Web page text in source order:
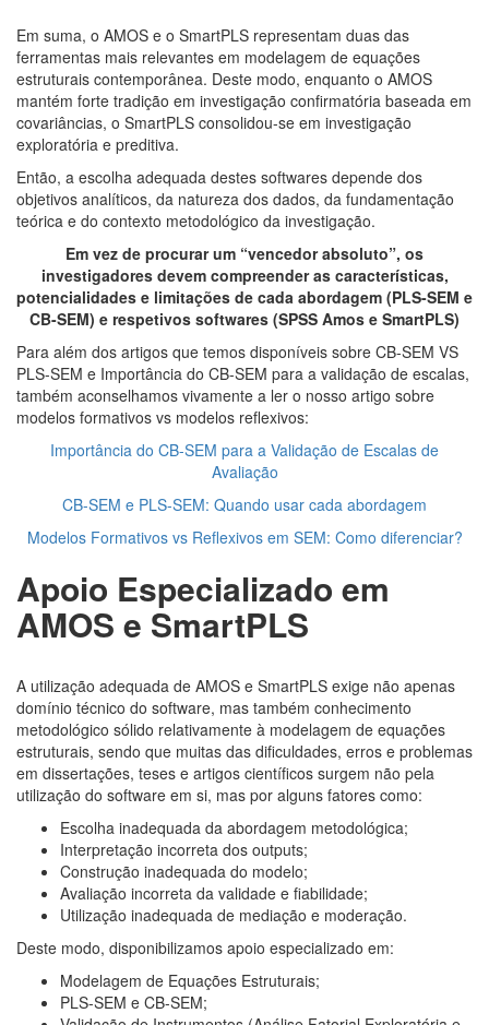
Em suma, o AMOS e o SmartPLS representam duas das
ferramentas mais relevantes em modelagem de equações
estruturais contemporânea. Deste modo, enquanto o AMOS
mantém forte tradição em investigação confirmatória baseada em
covariâncias, o SmartPLS consolidou-se em investigação
exploratória e preditiva.
Então, a escolha adequada destes softwares depende dos
objetivos analíticos, da natureza dos dados, da fundamentação
teórica e do contexto metodológico da investigação.
Em vez de procurar um “vencedor absoluto”, os
investigadores devem compreender as características,
potencialidades e limitações de cada abordagem (PLS-SEM e
CB-SEM) e respetivos softwares (SPSS Amos e SmartPLS)
Para além dos artigos que temos disponíveis sobre CB-SEM VS
PLS-SEM e Importância do CB-SEM para a validação de escalas,
também aconselhamos vivamente a ler o nosso artigo sobre
modelos formativos vs modelos reflexivos:
Importância do CB-SEM para a Validação de Escalas de
Avaliação
CB-SEM e PLS-SEM: Quando usar cada abordagem
Modelos Formativos vs Reflexivos em SEM: Como diferenciar?
Apoio Especializado em
AMOS e SmartPLS
A utilização adequada de AMOS e SmartPLS exige não apenas
domínio técnico do software, mas também conhecimento
metodológico sólido relativamente à modelagem de equações
estruturais, sendo que muitas das dificuldades, erros e problemas
em dissertações, teses e artigos científicos surgem não pela
utilização do software em si, mas por alguns fatores como:
Escolha inadequada da abordagem metodológica;
Interpretação incorreta dos outputs;
Construção inadequada do modelo;
Avaliação incorreta da validade e fiabilidade;
Utilização inadequada de mediação e moderação.
Deste modo, disponibilizamos apoio especializado em:
Modelagem de Equações Estruturais;
PLS-SEM e CB-SEM;